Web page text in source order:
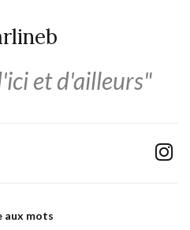
et d'ailleurs"
aux mots